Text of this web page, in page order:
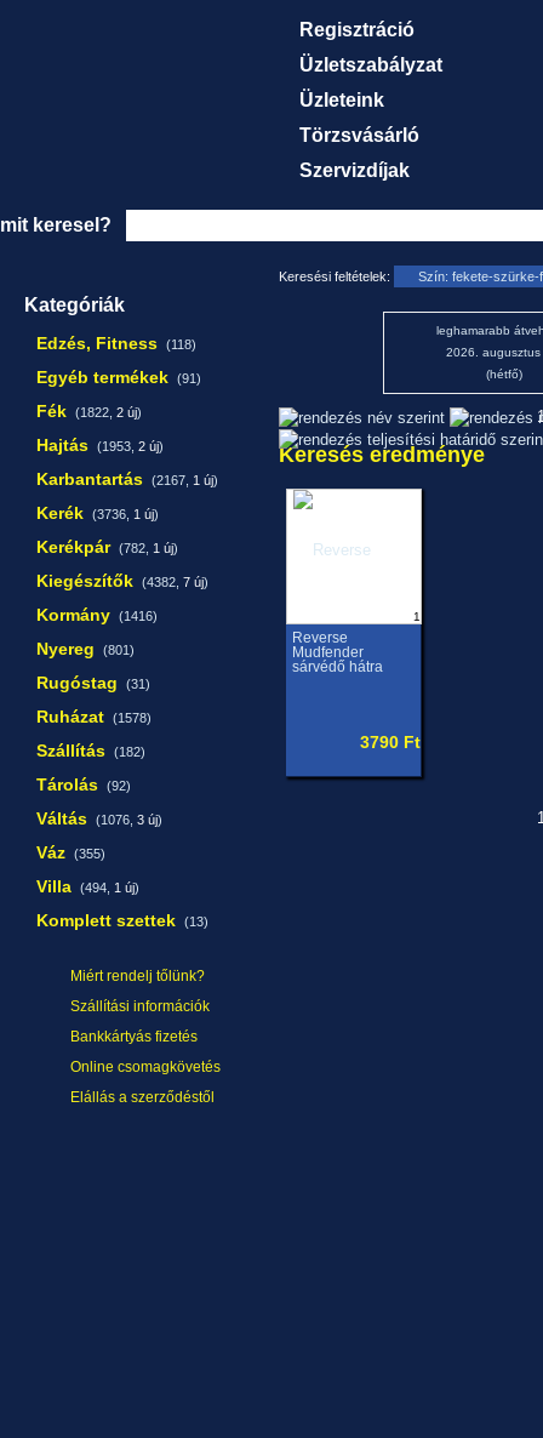
Regisztráció
Üzletszabályzat
Üzleteink
Törzsvásárló
Szervizdíjak
mit keresel?
Kategóriák
Edzés, Fitness (118)
Egyéb termékek (91)
Fék (1822, 2 új)
Hajtás (1953, 2 új)
Karbantartás (2167, 1 új)
Kerék (3736, 1 új)
Kerékpár (782, 1 új)
Kiegészítők (4382, 7 új)
Kormány (1416)
Nyereg (801)
Rugóstag (31)
Ruházat (1578)
Szállítás (182)
Tárolás (92)
Váltás (1076, 3 új)
Váz (355)
Villa (494, 1 új)
Komplett szettek (13)
Miért rendelj tőlünk?
Szállítási információk
Bankkártyás fizetés
Online csomagkövetés
Elállás a szerződéstől
Keresési feltételek: Szín: fekete-szürke-
leghamarabb
2026. augusztus
(hétfő)
Keresés eredménye
1
Reverse
Mudfender
sárvédő hátra
3790 Ft